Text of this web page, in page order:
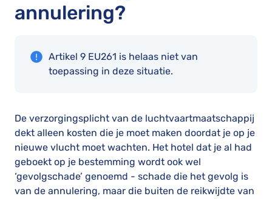
annulering?
Artikel 9 EU261 is helaas niet van
toepassing in deze situatie.
De verzorgingsplicht van de luchtvaartmaatschappij
dekt alleen kosten die je moet maken doordat je op je
nieuwe vlucht moet wachten. Het hotel dat je al had
geboekt op je bestemming wordt ook wel
‘gevolgschade’ genoemd - schade die het gevolg is
van de annulering, maar die buiten de reikwijdte van